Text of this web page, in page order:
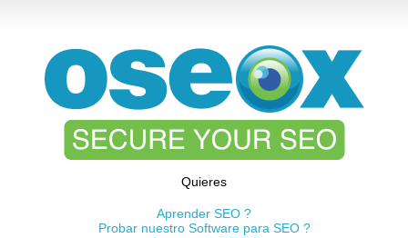
Quieres
Aprender SEO ?
Probar nuestro Software para SEO ?